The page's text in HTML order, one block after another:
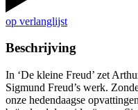
op verlanglijst
Beschrijving
In ‘De kleine Freud’ zet
Sigmund Freud’s werk.
onze hedendaagse